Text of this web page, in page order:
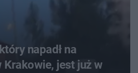
napadł na
Krakowie, jest już w